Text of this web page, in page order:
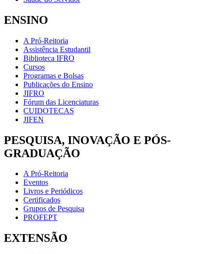
ENSINO
A Pró-Reitoria
Assistência Estudantil
Biblioteca IFRO
Cursos
Programas e Bolsas
Publicações do Ensino
JIFRO
Fórum das Licenciaturas
CUIDOTECAS
JIFEN
PESQUISA, INOVAÇÃO E PÓS-
GRADUAÇÃO
A Pró-Reitoria
Eventos
Livros e Periódicos
Certificados
Grupos de Pesquisa
PROFEPT
EXTENSÃO